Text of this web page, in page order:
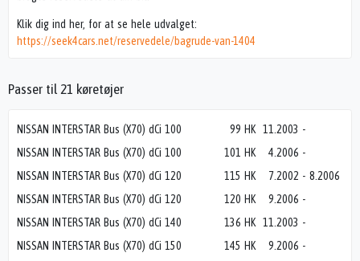
Klik dig ind her, for at se hele udvalget:
https://seek4cars.net/reservedele/bagrude-van-1404
Passer til 21 køretøjer
NISSAN INTERSTAR Bus (X70) dCi 100 99 HK 11.2003 -
NISSAN INTERSTAR Bus (X70) dCi 100
101 HK 4.2006 -
NISSAN INTERSTAR Bus (X70) dCi 120
115 HK 7.2002 - 8.2006
NISSAN INTERSTAR Bus (X70) dCi 120
120 HK 9.2006 -
NISSAN INTERSTAR Bus (X70) dCi 140
136 HK 11.2003 -
NISSAN INTERSTAR Bus (X70) dCi 150
145 HK 9.2006 -